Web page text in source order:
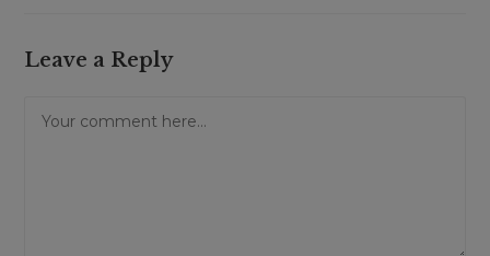
Leave a Reply